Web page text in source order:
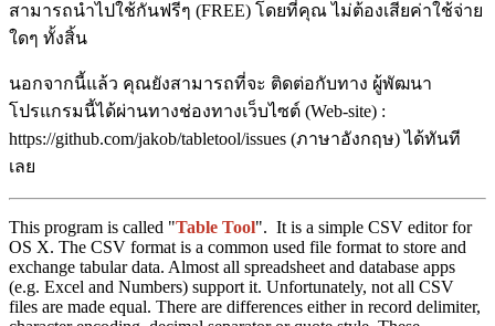
สามารถนำไปใช้กันฟรีๆ (FREE) โดยที่คุณ ไม่ต้องเสียค่าใช้จ่าย
ใดๆ ทั้งสิ้น
นอกจากนี้แล้ว คุณยังสามารถที่จะ ติดต่อกับทาง ผู้พัฒนา
โปรแกรมนี้ได้ผ่านทางช่องทางเว็บไซต์ (Web-site) :
https://github.com/jakob/tabletool/issues (ภาษาอังกฤษ) ได้ทันที
เลย
This program is called "Table Tool". It is a simple CSV editor for
OS X. The CSV format is a common used file format to store and
exchange tabular data. Almost all spreadsheet and database apps
(e.g. Excel and Numbers) support it. Unfortunately, not all CSV
files are made equal. There are differences either in record delimiter,